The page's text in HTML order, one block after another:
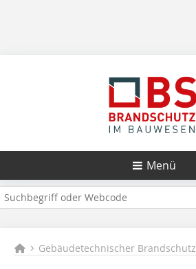
Menü
Gebäudetechnischer Brandschutz